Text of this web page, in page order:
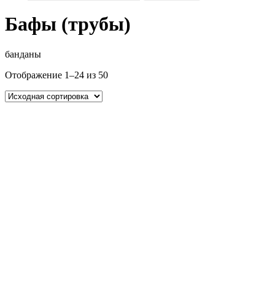
Бафы (трубы)
банданы
Отображение 1–24 из 50